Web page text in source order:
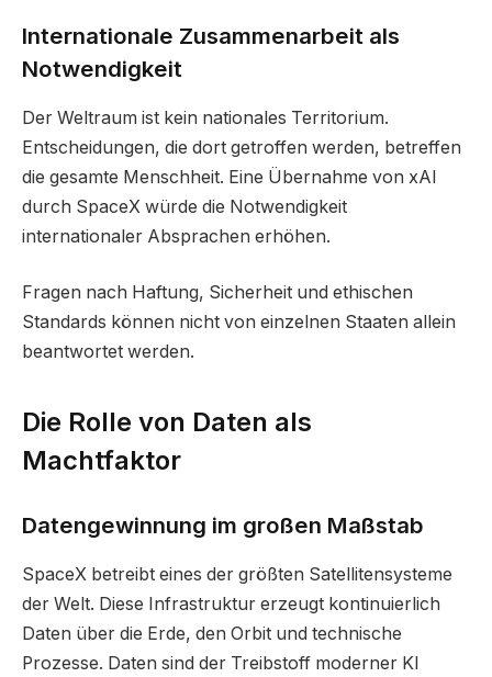
Internationale Zusammenarbeit als
Notwendigkeit
Der Weltraum ist kein nationales Territorium.
Entscheidungen, die dort getroffen werden, betreffen
die gesamte Menschheit. Eine Übernahme von xAI
durch SpaceX würde die Notwendigkeit
internationaler Absprachen erhöhen.
Fragen nach Haftung, Sicherheit und ethischen
Standards können nicht von einzelnen Staaten allein
beantwortet werden.
Die Rolle von Daten als
Machtfaktor
Datengewinnung im großen Maßstab
SpaceX betreibt eines der größten Satellitensysteme
der Welt. Diese Infrastruktur erzeugt kontinuierlich
Daten über die Erde, den Orbit und technische
Prozesse. Daten sind der Treibstoff moderner KI